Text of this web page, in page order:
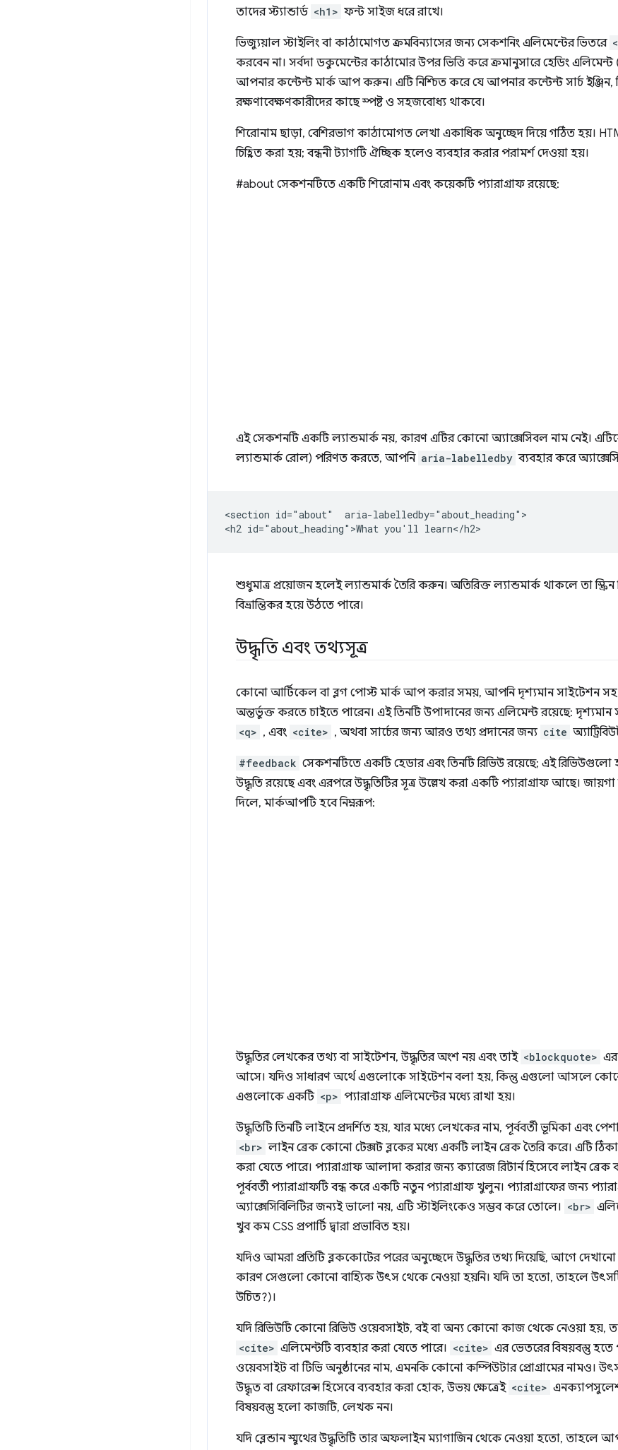
তাদের স্ট্যান্ডার্ড <h1> ফন্ট সাইজ ধরে রাখে।
ভিজ্যুয়াল স্টাইলিং বা কাঠামোগত ক্রমবিন্যাসের জন্য সেকশনিং এলিমেন্টের ভিতরে
করবেন না। সর্বদা ডকুমেন্টের কাঠামোর উপর ভিত্তি করে ক্রমানুসারে হেডিং এলিমেন্ট
আপনার কন্টেন্ট মার্ক আপ করুন। এটি নিশ্চিত করে যে আপনার কন্টেন্ট সার্চ ইঞ্জিন,
রক্ষণাবেক্ষণকারীদের কাছে স্পষ্ট ও সহজবোধ্য থাকবে।
শিরোনাম ছাড়া, বেশিরভাগ কাঠামোগত লেখা একাধিক অনুচ্ছেদ দিয়ে গঠিত হয়।
চিহ্নিত করা হয়; বন্ধনী ট্যাগটি ঐচ্ছিক হলেও ব্যবহার করার পরামর্শ দেওয়া হয়।
#about সেকশনটিতে একটি শিরোনাম এবং কয়েকটি প্যারাগ্রাফ রয়েছে:
এই সেকশনটি একটি ল্যান্ডমার্ক নয়, কারণ এটির কোনো অ্যাক্সেসিবল নাম নেই।
ল্যান্ডমার্ক রোল) পরিণত করতে, আপনি aria-labelledby ব্যবহার করে
<section id="about"  aria-labelledby="about_heading">
শুধুমাত্র প্রয়োজন হলেই ল্যান্ডমার্ক তৈরি করুন। অতিরিক্ত ল্যান্ডমার্ক থাকলে তা
বিভ্রান্তিকর হয়ে উঠতে পারে।
উদ্ধৃতি এবং তথ্যসূত্র
কোনো আর্টিকেল বা ব্লগ পোস্ট মার্ক আপ করার সময়, আপনি দৃশ্যমান সাইটেশন
অন্তর্ভুক্ত করতে চাইতে পারেন। এই তিনটি উপাদানের জন্য এলিমেন্ট রয়েছে:
<q> , এবং <cite> , অথবা সার্চের জন্য আরও তথ্য প্রদানের জন্য cite
#feedback সেকশনটিতে একটি হেডার এবং তিনটি রিভিউ রয়েছে; এই
উদ্ধৃতি রয়েছে এবং এরপরে উদ্ধৃতিটির সূত্র উল্লেখ করা একটি প্যারাগ্রাফ আছে।
দিলে, মার্কআপটি হবে নিম্নরূপ:
উদ্ধৃতির লেখকের তথ্য বা সাইটেশন, উদ্ধৃতির অংশ নয় এবং তাই <blockquote> এর
আসে। যদিও সাধারণ অর্থে এগুলোকে সাইটেশন বলা হয়, কিন্তু এগুলো আসলে কোনো
এগুলোকে একটি <p> প্যারাগ্রাফ এলিমেন্টের মধ্যে রাখা হয়।
উদ্ধৃতিটি তিনটি লাইনে প্রদর্শিত হয়, যার মধ্যে লেখকের নাম, পূর্ববর্তী ভূমিকা এবং
<br> লাইন ব্রেক কোনো টেক্সট ব্লকের মধ্যে একটি লাইন ব্রেক তৈরি করে। এটি
করা যেতে পারে। প্যারাগ্রাফ আলাদা করার জন্য ক্যারেজ রিটার্ন হিসেবে লাইন ব্রেক
পূর্ববর্তী প্যারাগ্রাফটি বন্ধ করে একটি নতুন প্যারাগ্রাফ খুলুন। প্যারাগ্রাফের জন্য
অ্যাক্সেসিবিলিটির জন্যই ভালো নয়, এটি স্টাইলিংকেও সম্ভব করে তোলে। <br>
খুব কম CSS প্রপার্টি দ্বারা প্রভাবিত হয়।
যদিও আমরা প্রতিটি ব্লককোটের পরের অনুচ্ছেদে উদ্ধৃতির তথ্য দিয়েছি, আগে
কারণ সেগুলো কোনো বাহ্যিক উৎস থেকে নেওয়া হয়নি। যদি তা হতো, তাহলে
উচিত?)।
যদি রিভিউটি কোনো রিভিউ ওয়েবসাইট, বই বা অন্য কোনো কাজ থেকে নেওয়া হয়,
<cite> এলিমেন্টটি ব্যবহার করা যেতে পারে। <cite> এর ভেতরের বিষয়বস্তু
ওয়েবসাইট বা টিভি অনুষ্ঠানের নাম, এমনকি কোনো কম্পিউটার প্রোগ্রামের নামও।
উদ্ধৃত বা রেফারেন্স হিসেবে ব্যবহার করা হোক, উভয় ক্ষেত্রেই <cite>
বিষয়বস্তু হলো কাজটি, লেখক নন।
যদি ব্লেন্ডান স্মুথের উদ্ধৃতিটি তার অফলাইন ম্যাগাজিন থেকে নেওয়া হতো, তাহলে